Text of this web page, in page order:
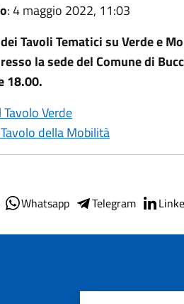
: 4 maggio 2022, 11:03
Tavoli Tematici su Verde e
la sede del Comune di
18.00.
Verde
della Mobilità
Whatsapp Telegram